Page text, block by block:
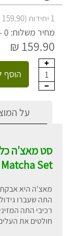
1 יחידות (159.90 ₪ ליחידה)
מחיר משלוח: 0 - 39 ₪
159.90 ₪
1 הוסף
על
סט מאצ'ה
Set
מאצ'ה היא אבקת
התה שעברו
רכיבי התה
חולטים את